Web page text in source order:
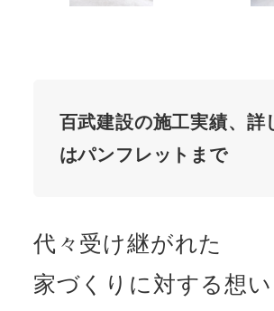
百武建設の施工実績、詳
はパンフレットまで
代々受け継がれた
家づくりに対する想い